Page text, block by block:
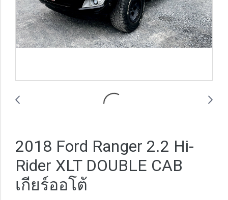
2018 Ford Ranger 2.2 Hi-
Rider XLT DOUBLE CAB
เกียร์ออโต้